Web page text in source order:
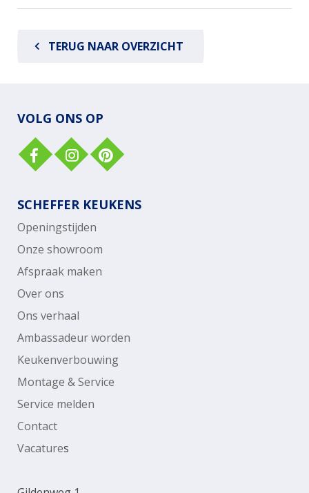
TERUG NAAR OVERZICHT
VOLG ONS OP
SCHEFFER KEUKENS
Openingstijden
Onze showroom
Afspraak maken
Over ons
Ons verhaal
Ambassadeur worden
Keukenverbouwing
Montage & Service
Service melden
Contact
Vacatures